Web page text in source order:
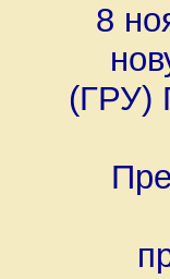
8
(ГРУ)